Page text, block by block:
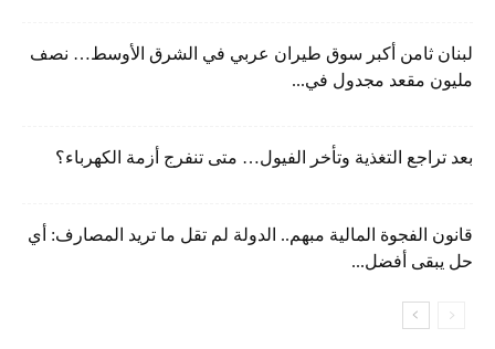
لبنان ثامن أكبر سوق طيران عربي في الشرق الأوسط… نصف
مليون مقعد مجدول في...
بعد تراجع التغذية وتأخر الفيول… متى تنفرج أزمة الكهرباء؟
قانون الفجوة المالية مبهم.. الدولة لم تقل ما تريد المصارف: أي
حل يبقى أفضل...